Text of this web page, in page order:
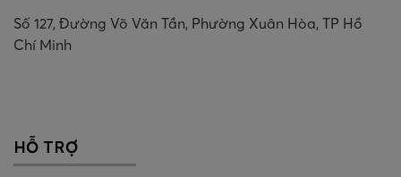
Số 127, Đường Võ Văn Tần, Phường Xuân Hòa, TP Hồ
Chí Minh
HỖ TRỢ